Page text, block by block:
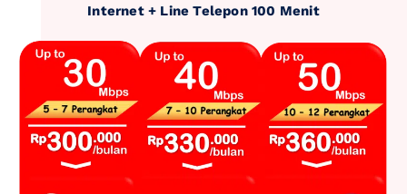
Internet + Line Telepon 100 Menit